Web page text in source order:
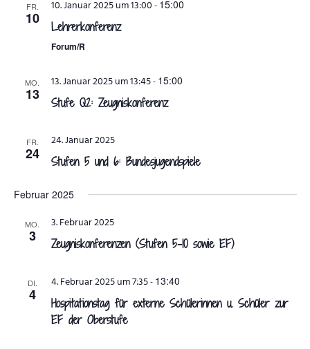
EHEMALIGE
KONZEPTE
FÖRDERUNG UND BERATUNG
UNTERRICHTSZEITEN
BUSVERBINDUNGEN
FORMULARE
GRUNDSCHÜLER
FÖRDERVEREIN
KONTAKT
FR.
10
10. Januar 2025 um 13:00 - 15:00
Lehrerkonferenz
Forum/R
MO.
13
13. Januar 2025 um 13:45- 15:00
Stufe Q2: Zeugniskonferenz
FR.
24
24. Januar 2025
Stufen 5 und 6: Bundesjugendspiele
Februar 2025
MO.
3
3. Februar 2025
Zeugniskonferenzen (Stufen 5-10 sowie EF)
DI.
4
4. Februar 2025 um 7:35- 13:40
Hospitationstag für externe Schülerinnen u. Schüler zur
EF der Oberstufe